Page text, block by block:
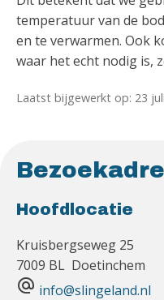
temperatuur van de
en te verwarmen. Ook
waar het echt nodig is,
Laatst bijgewerkt op: 23
Hoofdlocatie
Kruisbergseweg 25
7009 BL Doetinchem
alternate_email info@slingeland.nl